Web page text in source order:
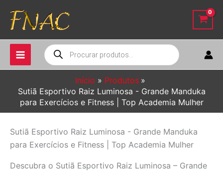
para
conteúdo
Pesquisar
produtos
Início
Produtos
Sutiã Esportivo Raiz Luminosa - Grande Manduka
para Exercícios e Fitness | Top Academia Mulher
Sutiã Esportivo Raiz Luminosa - Grande Manduka
para Exercícios e Fitness | Top Academia Mulher
Descubra o Sutiã Esportivo Raiz Luminosa – Grande